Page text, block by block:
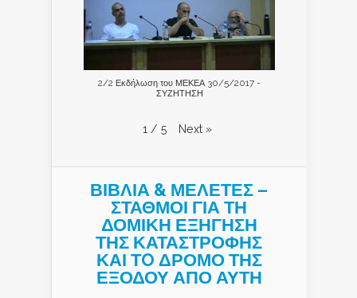
2/2 Εκδήλωση του ΜΕΚΕΑ 30/5/2017 -
ΣΥΖΗΤΗΣΗ
1 / 5 Next »
ΒΙΒΛΙΑ & ΜΕΛΕΤΕΣ –
ΣΤΑΘΜΟΙ ΓΙΑ ΤΗ
ΔΟΜΙΚΗ ΕΞΗΓΗΣΗ
ΤΗΣ ΚΑΤΑΣΤΡΟΦΗΣ
ΚΑΙ ΤO ΔΡΟΜΟ ΤΗΣ
ΕΞΟΔΟΥ ΑΠΟ ΑΥΤΗ